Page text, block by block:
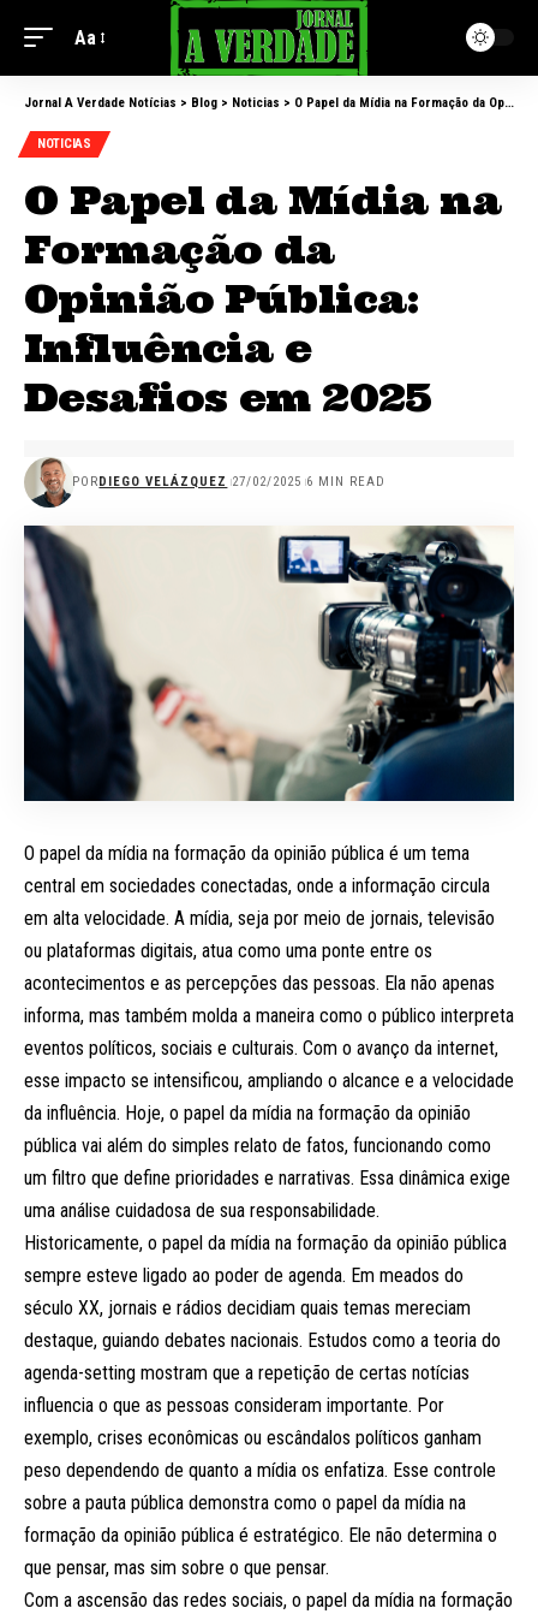
Aa
Jornal A Verdade Notícias > Blog > Noticias > O Papel da Mídia na Formação da Opinião Pública: Influência e Desafios em 2025
NOTICIAS
O Papel da Mídia na
Formação da
Opinião Pública:
Influência e
Desafios em 2025
PORDIEGO VELÁZQUEZ 27/02/2025 6 MIN READ
O papel da mídia na formação da opinião pública é um tema
central em sociedades conectadas, onde a informação circula
em alta velocidade. A mídia, seja por meio de jornais, televisão
ou plataformas digitais, atua como uma ponte entre os
acontecimentos e as percepções das pessoas. Ela não apenas
informa, mas também molda a maneira como o público interpreta
eventos políticos, sociais e culturais. Com o avanço da internet,
esse impacto se intensificou, ampliando o alcance e a velocidade
da influência. Hoje, o papel da mídia na formação da opinião
pública vai além do simples relato de fatos, funcionando como
um filtro que define prioridades e narrativas. Essa dinâmica exige
uma análise cuidadosa de sua responsabilidade.
Historicamente, o papel da mídia na formação da opinião pública
sempre esteve ligado ao poder de agenda. Em meados do
século XX, jornais e rádios decidiam quais temas mereciam
destaque, guiando debates nacionais. Estudos como a teoria do
agenda-setting mostram que a repetição de certas notícias
influencia o que as pessoas consideram importante. Por
exemplo, crises econômicas ou escândalos políticos ganham
peso dependendo de quanto a mídia os enfatiza. Esse controle
sobre a pauta pública demonstra como o papel da mídia na
formação da opinião pública é estratégico. Ele não determina o
que pensar, mas sim sobre o que pensar.
Com a ascensão das redes sociais, o papel da mídia na formação